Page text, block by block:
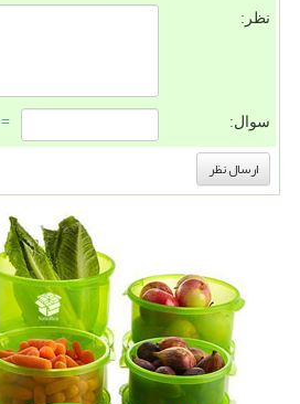
نظر:
سوال: = ۱ بعلاوه ۱